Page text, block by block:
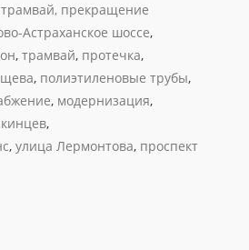
трамвай, прекращение
Астраханское шоссе,
, трамвай, протечка,
, полиэтиленовые трубы,
, модернизация,
,
, улица Лермонтова, проспект